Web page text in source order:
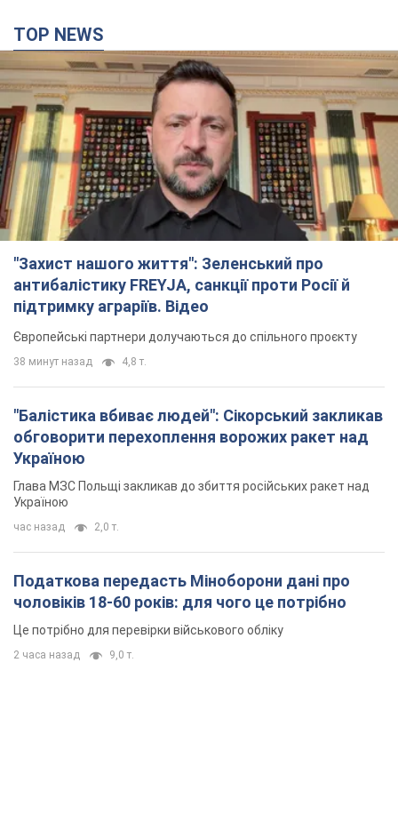
TOP NEWS
"Захист нашого життя": Зеленський про
антибалістику FREYJA, санкції проти Росії й
підтримку аграріїв. Відео
Європейські партнери долучаються до спільного проєкту
38 минут назад 4,8 т.
"Балістика вбиває людей": Сікорський закликав
обговорити перехоплення ворожих ракет над
Україною
Глава МЗС Польщі закликав до збиття російських ракет над
Україною
час назад 2,0 т.
Податкова передасть Міноборони дані про
чоловіків 18-60 років: для чого це потрібно
Це потрібно для перевірки військового обліку
2 часа назад 9,0 т.